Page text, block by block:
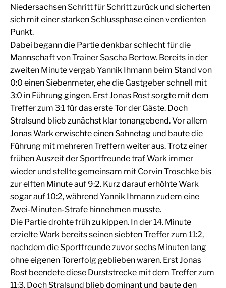
Niedersachsen Schritt für Schritt zurück und sicherten
sich mit einer starken Schlussphase einen verdienten
Punkt.
Dabei begann die Partie denkbar schlecht für die
Mannschaft von Trainer Sascha Bertow. Bereits in der
zweiten Minute vergab Yannik Ihmann beim Stand von
0:0 einen Siebenmeter, ehe die Gastgeber schnell mit
3:0 in Führung gingen. Erst Jonas Rost sorgte mit dem
Treffer zum 3:1 für das erste Tor der Gäste. Doch
Stralsund blieb zunächst klar tonangebend. Vor allem
Jonas Wark erwischte einen Sahnetag und baute die
Führung mit mehreren Treffern weiter aus. Trotz einer
frühen Auszeit der Sportfreunde traf Wark immer
wieder und stellte gemeinsam mit Corvin Troschke bis
zur elften Minute auf 9:2. Kurz darauf erhöhte Wark
sogar auf 10:2, während Yannik Ihmann zudem eine
Zwei-Minuten-Strafe hinnehmen musste.
Die Partie drohte früh zu kippen. In der 14. Minute
erzielte Wark bereits seinen siebten Treffer zum 11:2,
nachdem die Sportfreunde zuvor sechs Minuten lang
ohne eigenen Torerfolg geblieben waren. Erst Jonas
Rost beendete diese Durststrecke mit dem Treffer zum
11:3. Doch Stralsund blieb dominant und baute den